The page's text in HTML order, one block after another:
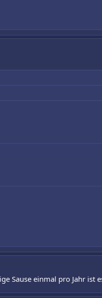
Sause einmal pro Jahr ist